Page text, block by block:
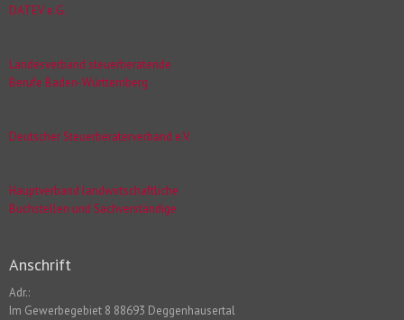
DATEV e.G.
Landesverband steuerberatende
Berufe Baden-Württemberg
Deutscher Steuerberaterverband e.V.
Hauptverband landwirtschaftliche
Buchstellen und Sachverständige
Anschrift
Adr.:
Im Gewerbegebiet 8 88693 Deggenhausertal